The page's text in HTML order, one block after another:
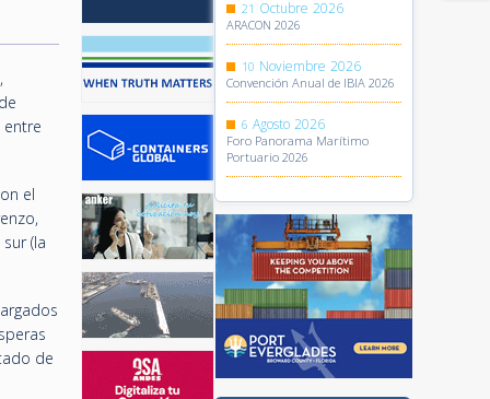
entre
el
(la
de
21 Octubre 2026
ARACON 2026
10 Noviembre 2026
Convención Anual de IBIA 2026
6 Agosto 2026
Foro Panorama Marítimo
Portuario 2026